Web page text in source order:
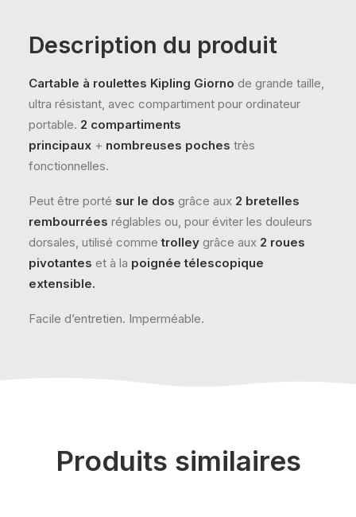
Description du produit
Cartable à roulettes Kipling Giorno de grande taille,
ultra résistant, avec compartiment pour ordinateur
portable. 2 compartiments
principaux + nombreuses poches très
fonctionnelles.
Peut être porté sur le dos grâce aux 2 bretelles
rembourrées réglables ou, pour éviter les douleurs
dorsales, utilisé comme trolley grâce aux 2 roues
pivotantes et à la poignée télescopique
extensible.
Facile d’entretien. Imperméable.
Produits similaires